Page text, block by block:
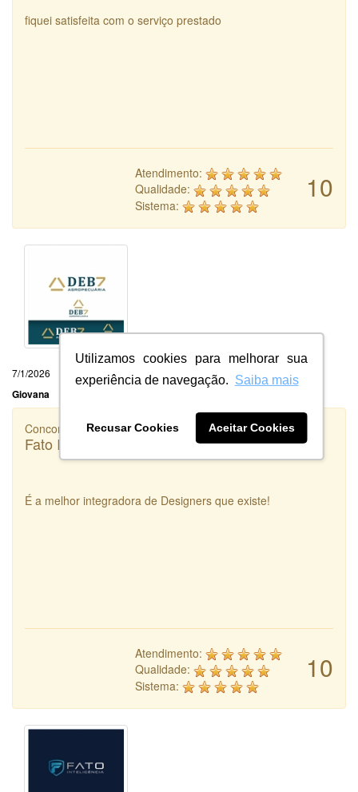
Utilizamos cookies para melhorar sua
experiência de navegação. Saiba mais
Recusar Cookies Aceitar Cookies
fiquei satisfeita com o serviço prestado
10
Atendimento:
Qualidade:
Sistema:
7/1/2026
Giovana
Concorrência
Fato Inteligência
É a melhor integradora de Designers que existe!
10
Atendimento:
Qualidade:
Sistema: